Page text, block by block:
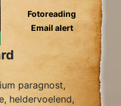
Fotoreading
Email alert
paragnost,
heldervoelend,